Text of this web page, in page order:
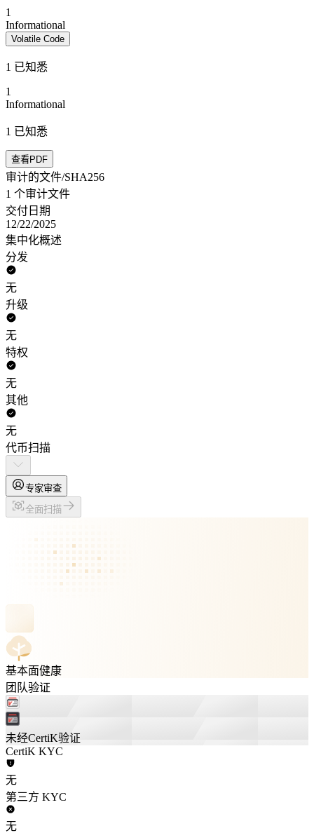
1
Informational
Volatile Code
1 已知悉
1
Informational
1 已知悉
查看PDF
审计的文件/SHA256
1 个审计文件
交付日期
12/22/2025
集中化概述
分发
无
升级
无
特权
无
其他
无
代币扫描
专家审查
全面扫描
基本面健康
团队验证
未经CertiK验证
CertiK KYC
无
第三方 KYC
无